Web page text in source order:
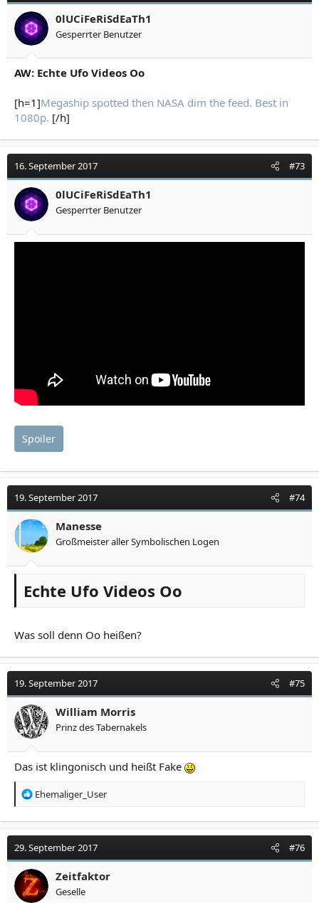
0lUCiFeRiSdEaTh1
Gesperrter Benutzer
AW: Echte Ufo Videos Oo
[h=1]Megaship spotted then NASA dim the feed. Best in
1080p. [/h]
16. September 2017 #73
0lUCiFeRiSdEaTh1
Gesperrter Benutzer
Spoiler
19. September 2017 #74
Manesse
Großmeister aller Symbolischen Logen
Echte Ufo Videos Oo
Was soll denn Oo heißen?
19. September 2017 #75
William Morris
Prinz des Tabernakels
Das ist klingonisch und heißt Fake
R
a
t
i
o
n
e
Ehemaliger_User
29. September 2017 #76
Zeitfaktor
Geselle